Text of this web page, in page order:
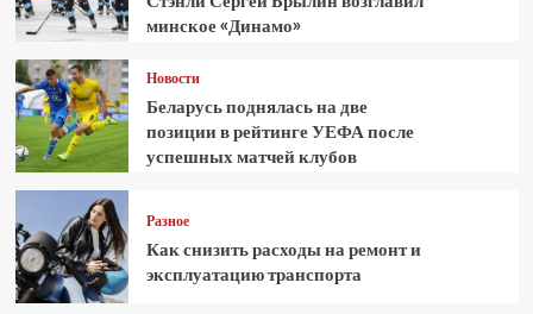
минское «Динамо»
Новости
Беларусь поднялась на две
позиции в рейтинге УЕФА после
успешных матчей клубов
Разное
Как снизить расходы на ремонт и
эксплуатацию транспорта